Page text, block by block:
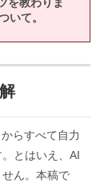
いて。
らすべて自力
とはいえ、AI
ん。本稿で